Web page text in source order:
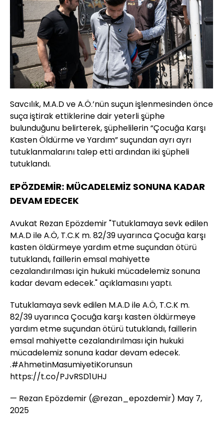
Savcılık, M.A.D ve A.Ö.’nün suçun işlenmesinden önce
suça iştirak ettiklerine dair yeterli şüphe
bulunduğunu belirterek, şüphelilerin “Çocuğa Karşı
Kasten Öldürme ve Yardım” suçundan ayrı ayrı
tutuklanmalarını talep etti ardından iki şüpheli
tutuklandı.
EPÖZDEMİR: MÜCADELEMİZ SONUNA KADAR
DEVAM EDECEK
Avukat Rezan Epözdemir "Tutuklamaya sevk edilen
M.A.D ile A.Ö, T.C.K m. 82/39 uyarınca Çocuğa karşı
kasten öldürmeye yardım etme suçundan ötürü
tutuklandı, faillerin emsal mahiyette
cezalandırılması için hukuki mücadelemiz sonuna
kadar devam edecek." açıklamasını yaptı.
Tutuklamaya sevk edilen M.A.D ile A.Ö, T.C.K m.
82/39 uyarınca Çocuğa karşı kasten öldürmeye
yardım etme suçundan ötürü tutuklandı, faillerin
emsal mahiyette cezalandırılması için hukuki
mücadelemiz sonuna kadar devam edecek.
.#AhmetinMasumiyetiKorunsun
https://t.co/PJvRSD1UHJ
— Rezan Epözdemir (@rezan_epozdemir) May 7,
2025